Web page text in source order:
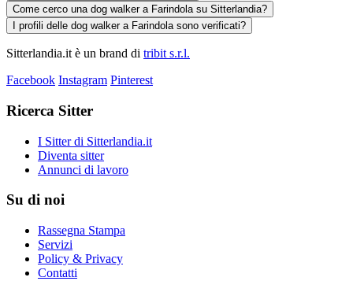
Come cerco una dog walker a Farindola su Sitterlandia?
I profili delle dog walker a Farindola sono verificati?
Sitterlandia.it è un brand di tribit s.r.l.
Facebook Instagram Pinterest
Ricerca Sitter
I Sitter di Sitterlandia.it
Diventa sitter
Annunci di lavoro
Su di noi
Rassegna Stampa
Servizi
Policy & Privacy
Contatti